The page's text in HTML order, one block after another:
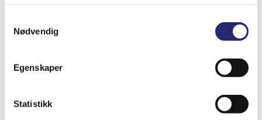
Nødvendig
Egenskaper
Statistikk